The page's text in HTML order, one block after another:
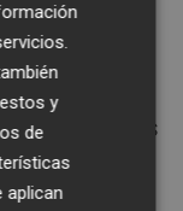
que
la fiscalía
tribunal
los indultos
arrepentido"
los
y
de
aplican